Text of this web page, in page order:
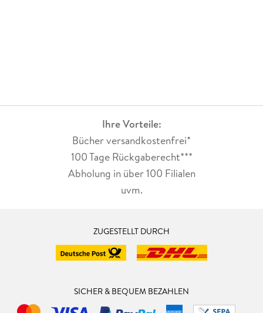
Ihre Vorteile:
Bücher versandkostenfrei*
100 Tage Rückgaberecht***
Abholung in über 100 Filialen
uvm.
ZUGESTELLT DURCH
SICHER & BEQUEM BEZAHLEN